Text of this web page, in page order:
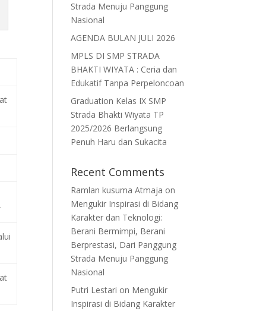
Strada Menuju Panggung
Nasional
AGENDA BULAN JULI 2026
MPLS DI SMP STRADA
BHAKTI WIYATA : Ceria dan
Edukatif Tanpa Perpeloncoan
Graduation Kelas IX SMP
Strada Bhakti Wiyata TP
2025/2026 Berlangsung
Penuh Haru dan Sukacita
Recent Comments
Ramlan kusuma Atmaja on
Mengukir Inspirasi di Bidang
Karakter dan Teknologi:
Berani Bermimpi, Berani
Berprestasi, Dari Panggung
Strada Menuju Panggung
Nasional
Putri Lestari on Mengukir
Inspirasi di Bidang Karakter